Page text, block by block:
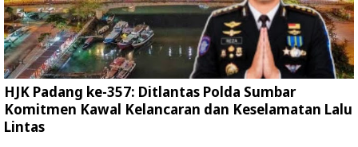
HJK Padang ke-357: Ditlantas Polda Sumbar
Komitmen Kawal Kelancaran dan Keselamatan Lalu
Lintas